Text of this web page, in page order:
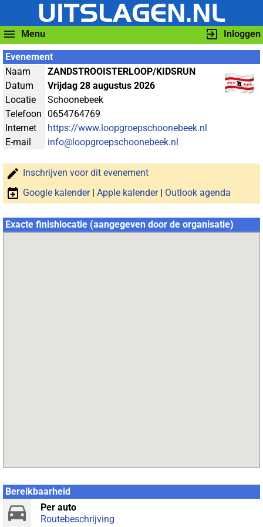
Menu Inloggen
Evenement
Naam
ZANDSTROOISTERLOOP/KIDSRUN
Datum
Vrijdag 28 augustus 2026
Locatie
Schoonebeek
Telefoon 0654764769
Internet
https://www.loopgroepschoonebeek.nl
E-mail
info@loopgroepschoonebeek.nl
Inschrijven voor dit evenement
Google kalender| Apple kalender| Outlook agenda
Exacte finishlocatie (aangegeven door de organisatie)
Bereikbaarheid
Per auto
Routebeschrijving